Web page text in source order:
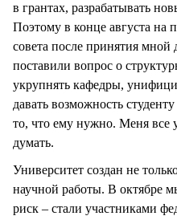
в грантах, разрабатывать
Поэтому в конце августа на
совета после принятия
поставили вопрос о
укрупнять кафедры,
давать возможность
то, что ему нужно. Меня все
думать.
Университет создан не
научной работы. В октябре
риск – стали участниками